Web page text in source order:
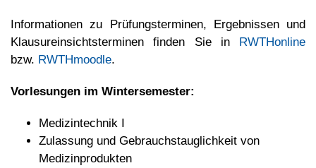
Informationen zu Prüfungsterminen, Ergebnissen und
Klausureinsichtsterminen finden Sie in RWTHonline
bzw. RWTHmoodle.
Vorlesungen im Wintersemester:
Medizintechnik I
Zulassung und Gebrauchstauglichkeit von
Medizinprodukten